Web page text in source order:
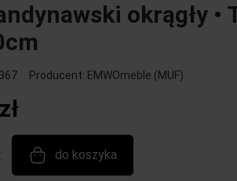
okrągły •
Producent: EMWOmeble (MUF)
do koszyka